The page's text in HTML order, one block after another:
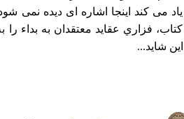
ياد می کند اينجا اشاره ای ديده نمی
کتاب، فزاري عقايد معتقدان به بداء
اين شايد...